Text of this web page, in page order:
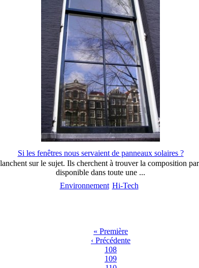
Si les fenêtres nous servaient de panneaux solaires ?
sur le sujet. Ils cherchent à trouver la composition
disponible dans toute une ...
Environnement Hi-Tech
« Première
‹ Précédente
108
109